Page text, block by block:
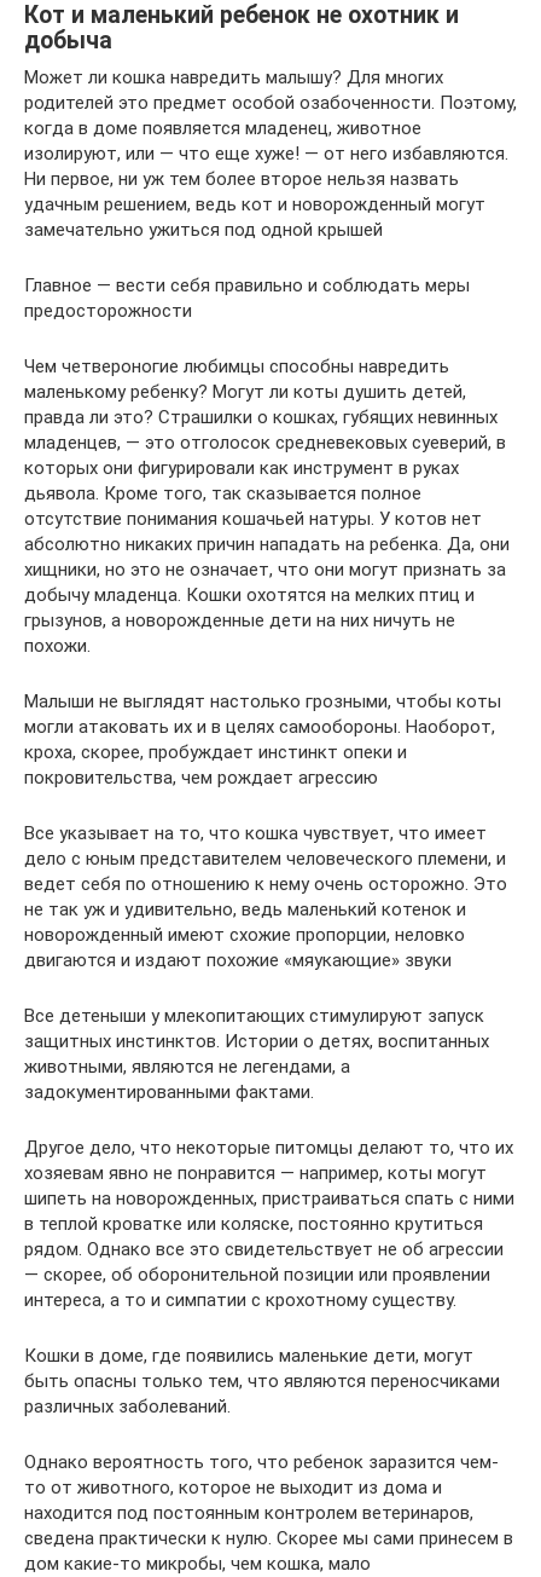
Кот и маленький ребенок не охотник и
добыча
Может ли кошка навредить малышу? Для многих
родителей это предмет особой озабоченности. Поэтому,
когда в доме появляется младенец, животное
изолируют, или — что еще хуже! — от него избавляются.
Ни первое, ни уж тем более второе нельзя назвать
удачным решением, ведь кот и новорожденный могут
замечательно ужиться под одной крышей
Главное — вести себя правильно и соблюдать меры
предосторожности
Чем четвероногие любимцы способны навредить
маленькому ребенку? Могут ли коты душить детей,
правда ли это? Страшилки о кошках, губящих невинных
младенцев, — это отголосок средневековых суеверий, в
которых они фигурировали как инструмент в руках
дьявола. Кроме того, так сказывается полное
отсутствие понимания кошачьей натуры. У котов нет
абсолютно никаких причин нападать на ребенка. Да, они
хищники, но это не означает, что они могут признать за
добычу младенца. Кошки охотятся на мелких птиц и
грызунов, а новорожденные дети на них ничуть не
похожи.
Малыши не выглядят настолько грозными, чтобы коты
могли атаковать их и в целях самообороны. Наоборот,
кроха, скорее, пробуждает инстинкт опеки и
покровительства, чем рождает агрессию
Все указывает на то, что кошка чувствует, что имеет
дело с юным представителем человеческого племени, и
ведет себя по отношению к нему очень осторожно. Это
не так уж и удивительно, ведь маленький котенок и
новорожденный имеют схожие пропорции, неловко
двигаются и издают похожие «мяукающие» звуки
Все детеныши у млекопитающих стимулируют запуск
защитных инстинктов. Истории о детях, воспитанных
животными, являются не легендами, а
задокументированными фактами.
Другое дело, что некоторые питомцы делают то, что их
хозяевам явно не понравится — например, коты могут
шипеть на новорожденных, пристраиваться спать с ними
в теплой кроватке или коляске, постоянно крутиться
рядом. Однако все это свидетельствует не об агрессии
— скорее, об оборонительной позиции или проявлении
интереса, а то и симпатии с крохотному существу.
Кошки в доме, где появились маленькие дети, могут
быть опасны только тем, что являются переносчиками
различных заболеваний.
Однако вероятность того, что ребенок заразится чем-
то от животного, которое не выходит из дома и
находится под постоянным контролем ветеринаров,
сведена практически к нулю. Скорее мы сами принесем в
дом какие-то микробы, чем кошка, мало